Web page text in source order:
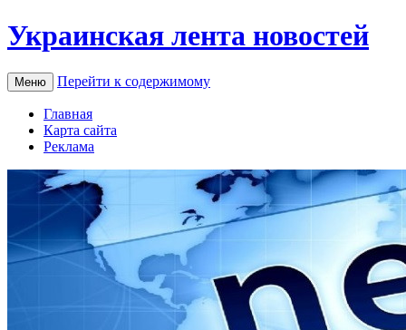
Украинская лента новостей
Меню Перейти к содержимому
Главная
Карта сайта
Реклама